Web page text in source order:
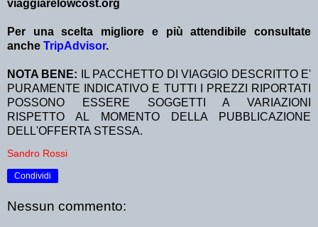
viaggiarelowcost.org
Per una scelta migliore e più attendibile consultate
anche TripAdvisor.
NOTA BENE:
IL PACCHETTO DI VIAGGIO DESCRITTO E'
PURAMENTE INDICATIVO E TUTTI I PREZZI RIPORTATI
POSSONO ESSERE SOGGETTI A VARIAZIONI
RISPETTO AL MOMENTO DELLA PUBBLICAZIONE
DELL'OFFERTA STESSA.
Sandro Rossi
Condividi
Nessun commento: